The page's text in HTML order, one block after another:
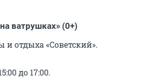
ватрушках» (0+)
и отдыха «Советский».
до 17:00.